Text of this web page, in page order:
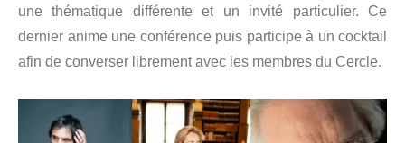
une thématique différente et un invité particulier. Ce
dernier anime une conférence puis participe à un cocktail
afin de converser librement avec les membres du Cercle.